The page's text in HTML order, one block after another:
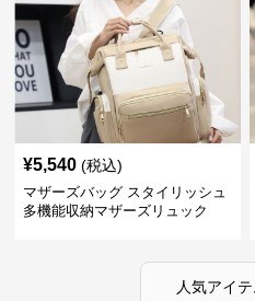
¥5,540 (税込)
マザーズバッグ スタイリッシュ
多機能収納マザーズリュック
人気アイ